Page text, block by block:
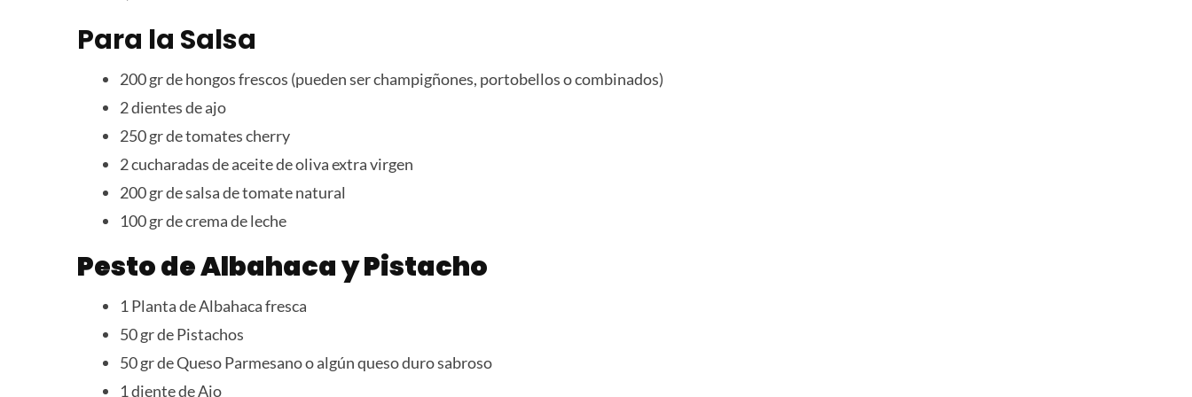
Para la Salsa
200 gr de hongos frescos (pueden ser champigñones, portobellos o combinados)
2 dientes de ajo
250 gr de tomates cherry
2 cucharadas de aceite de oliva extra virgen
200 gr de salsa de tomate natural
100 gr de crema de leche
Pesto de Albahaca y Pistacho
1 Planta de Albahaca fresca
50 gr de Pistachos
50 gr de Queso Parmesano o algún queso duro sabroso
1 diente de Ajo